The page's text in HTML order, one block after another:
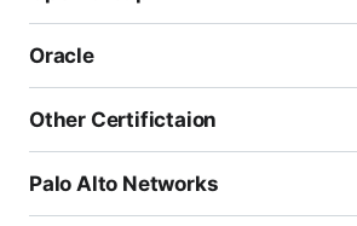
Oracle
Other Certifictaion
Palo Alto Networks